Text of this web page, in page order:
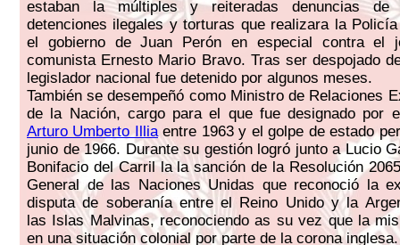
estaban la múltiples y reiteradas denuncias de
detenciones ilegales y torturas que realizara la
el gobierno de Juan Perón en especial contra el
comunista Ernesto Mario Bravo. Tras ser despojado
legislador nacional fue detenido por algunos meses.
También se desempeñó como Ministro de Relaciones
de la Nación, cargo para el que fue designado por
Arturo Umberto Illiaentre 1963 y el golpe de estado
junio de 1966. Durante su gestión logró junto a Lucio
Bonifacio del Carril la la sanción de la Resolución
General de las Naciones Unidas que reconoció la
disputa de soberanía entre el Reino Unido y la
las Islas Malvinas, reconociendo as su vez que la
en una situación colonial por parte de la corona inglesa.